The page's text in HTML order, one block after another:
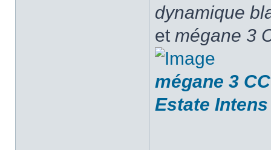
dynamique
et mégane 3
mégane 3
Estate